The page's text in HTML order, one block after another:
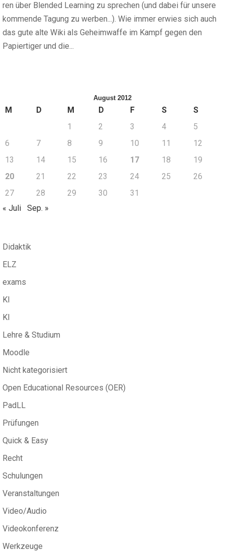
ren über Blended Learning zu sprechen (und dabei für unsere
kommende Tagung zu werben...). Wie immer erwies sich auch
das gute alte Wiki als Geheimwaffe im Kampf gegen den
Papiertiger und die...
August 2012
M D M D F S
S
1
2 3 4
5
6
7 8 9 10 11
12
13
14 15 16 17 18
19
20
21 22 23 24 25
26
27
28 29 30
31
« Juli
Sep. »
Didaktik
ELZ
exams
KI
KI
Lehre & Studium
Moodle
Nicht kategorisiert
Open Educational Resources (OER)
PadLL
Prüfungen
Quick & Easy
Recht
Schulungen
Veranstaltungen
Video/Audio
Videokonferenz
Werkzeuge